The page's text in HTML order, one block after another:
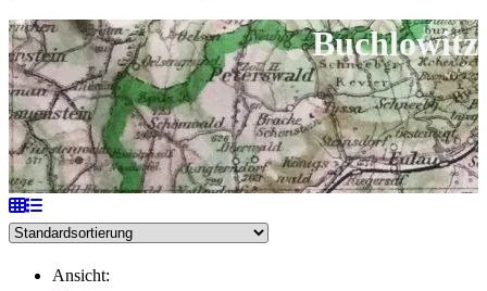
durchsuchen
Buchlowitz
Ansicht: